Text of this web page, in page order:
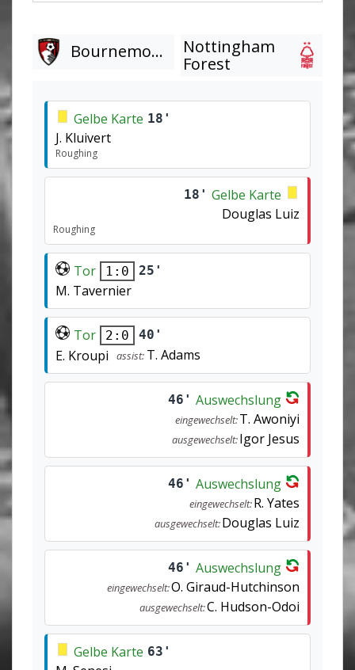
Bournemouth
Nottingham
Forest
Gelbe Karte 18'
J. Kluivert
Roughing
18' Gelbe Karte
Douglas Luiz
Roughing
Tor 1:0 25'
M. Tavernier
Tor 2:0 40'
E. Kroupi assist: T. Adams
46' Auswechslung
eingewechselt:T. Awoniyi
ausgewechselt:Igor Jesus
46' Auswechslung
eingewechselt:R. Yates
ausgewechselt:Douglas Luiz
46' Auswechslung
eingewechselt:O. Giraud-Hutchinson
ausgewechselt:C. Hudson-Odoi
Gelbe Karte 63'